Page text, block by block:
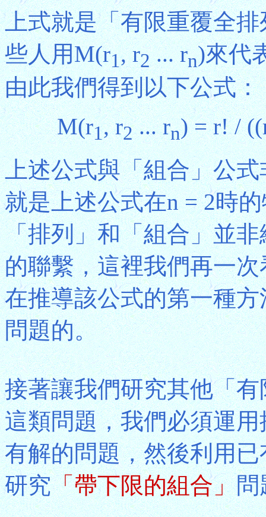
上式就是「有限重覆全
些人用M(r1, r2... rn)來代
由此我們得到以下公式：
M(r1, r2... rn) = r! /
上述公式與「組合」公
就是上述公式在n = 2時
「排列」和「組合」並
的聯繫，這裡我們再一
在推導該公式的第一種
問題的。
接著讓我們研究其他「
這類問題，我們必須運
有解的問題，然後利用
研究「帶下限的組合」問